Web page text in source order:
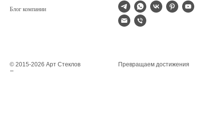
Блог компании
© 2015-2026 Арт Стеклов
Производство корпоративных
Превращаем достижения